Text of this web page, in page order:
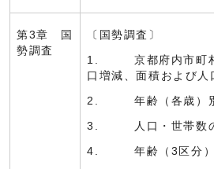
第3章 国
勢調査
〔国勢調査〕
1. 京都府内市町村
口増減、面積および人
2. 年齢（各歳）別
3. 人口・世帯数
4. 年齢（3区分）